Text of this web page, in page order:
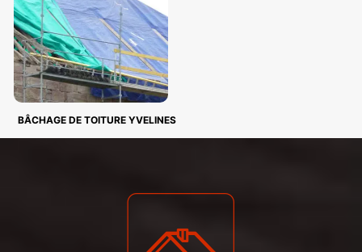
BÂCHAGE DE TOITURE YVELINES